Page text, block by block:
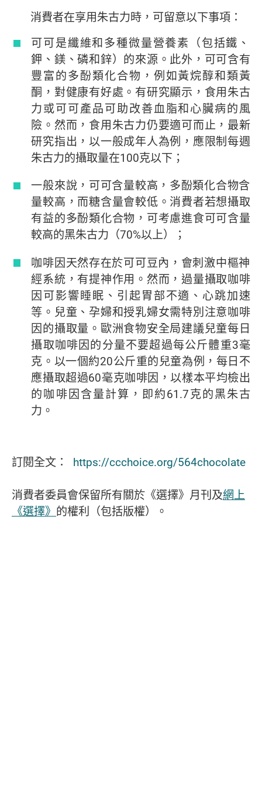
消費者在享用朱古力時，可留意以下事項：
可可是纖維和多種微量營養素（包括鐵、
鉀、鎂、磷和鋅）的來源。此外，可可含有
豐富的多酚類化合物，例如黃烷醇和類黃
酮，對健康有好處。有研究顯示，食用朱古
力或可可產品可助改善血脂和心臟病的風
險。然而，食用朱古力仍要適可而止，最新
研究指出，以一般成年人為例，應限制每週
朱古力的攝取量在100克以下；
一般來說，可可含量較高，多酚類化合物含
量較高，而糖含量會較低。消費者若想攝取
有益的多酚類化合物，可考慮進食可可含量
較高的黑朱古力（70%以上）；
咖啡因天然存在於可可豆內，會刺激中樞神
經系統，有提神作用。然而，過量攝取咖啡
因可影響睡眠、引起胃部不適、心跳加速
等。兒童、孕婦和授乳婦女需特別注意咖啡
因的攝取量。歐洲食物安全局建議兒童每日
攝取咖啡因的分量不要超過每公斤體重3毫
克。以一個約20公斤重的兒童為例，每日不
應攝取超過60毫克咖啡因，以樣本平均檢出
的咖啡因含量計算，即約61.7克的黑朱古
力。
訂閱全文： https://ccchoice.org/564chocolate
消費者委員會保留所有關於《選擇》月刊及網上
《選擇》 的權利（包括版權）。